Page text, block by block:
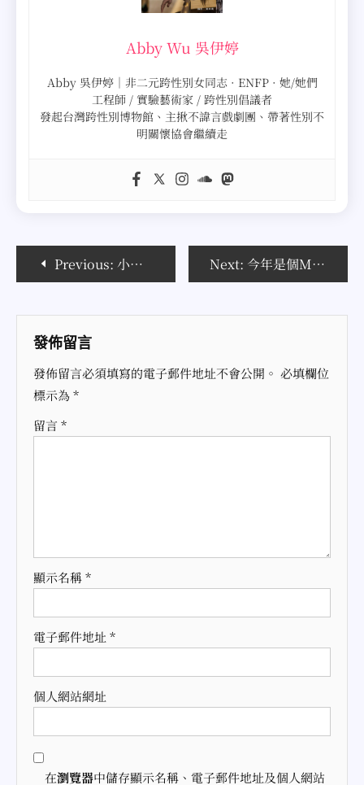
Abby Wu 吳伊婷
Abby 吳伊婷｜非二元跨性別女同志 · ENFP · 她/她們
工程師 / 實驗藝術家 / 跨性別倡議者
發起台灣跨性別博物館、主揪不諱言戲劇團、帶著性別不
明關懷協會繼續走
導
覽
Previous: 小小記者香港採訪記-隨處逛(圖) Next: 今年是個Moo年！
發佈留言
發佈留言必須填寫的電子郵件地址不會公開。 必填欄位
標示為*
留言 *
顯示名稱*
電子郵件地址 *
個人網站網址
在瀏覽器中儲存顯示名稱、電子郵件地址及個人網站